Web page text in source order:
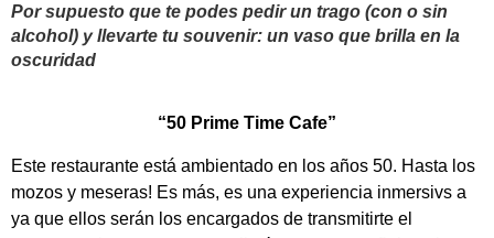
Por supuesto que te podes pedir un trago (con o sin
alcohol) y llevarte tu souvenir: un vaso que brilla en la
oscuridad
“50 Prime Time Cafe”
Este restaurante está ambientado en los años 50. Hasta los
mozos y meseras! Es más, es una experiencia inmersivs a
ya que ellos serán los encargados de transmitirte el